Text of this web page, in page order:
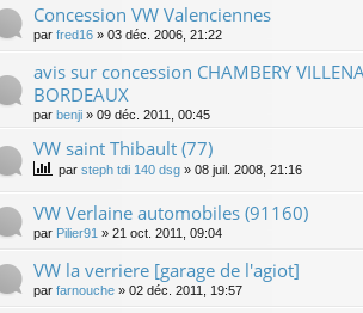
Concession VW Valenciennes
par fred16 » 03 déc. 2006, 21:22
avis sur concession CHAMBERY
BORDEAUX
par benji » 09 déc. 2011, 00:45
VW saint Thibault (77)
par steph tdi 140 dsg » 08 juil. 2008, 21:16
VW Verlaine automobiles (91160)
par Pilier91 » 21 oct. 2011, 09:04
VW la verriere [garage de l'agiot]
par farnouche » 02 déc. 2011, 19:57